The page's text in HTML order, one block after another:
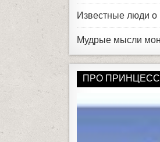
Известные люди о
Мудрые мысли
ПРО